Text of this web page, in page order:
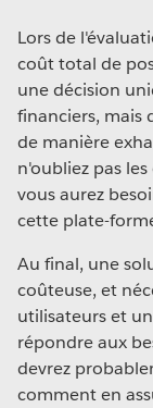
La plate-forme
place une
dont l'initiative
l'IT de mettre
sécurisé, qui
intégrité, sans
dans l'entreprise.
La plate-forme
qu'ils soient
dialogue
informations
promouvoir
données au
Lors de
coût total de
une décision
financiers, mais
de manière
n'oubliez pas
vous aurez
cette plate-
Au final, une
coûteuse, et
utilisateurs et
répondre aux
devrez
comment en